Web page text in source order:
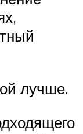
лучше.